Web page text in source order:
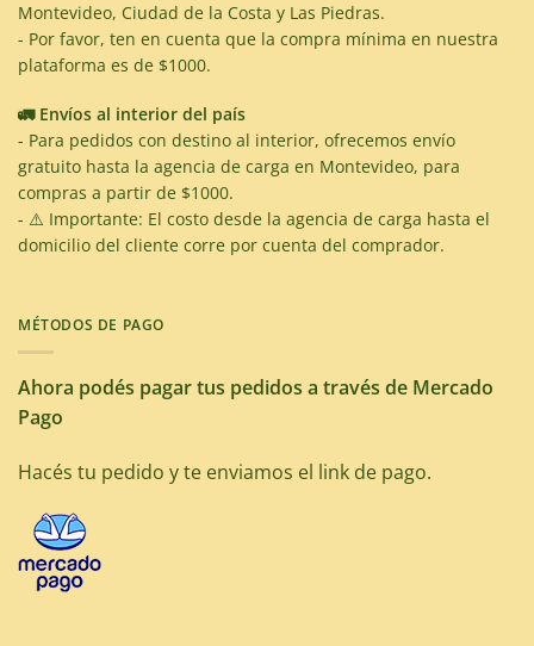
Montevideo, Ciudad de la Costa y Las Piedras.
- Por favor, ten en cuenta que la compra mínima en nuestra
plataforma es de $1000.
🚛 Envíos al interior del país
- Para pedidos con destino al interior, ofrecemos envío
gratuito hasta la agencia de carga en Montevideo, para
compras a partir de $1000.
- ⚠️ Importante: El costo desde la agencia de carga hasta el
domicilio del cliente corre por cuenta del comprador.
MÉTODOS DE PAGO
Ahora podés pagar tus pedidos a través de Mercado
Pago
Hacés tu pedido y te enviamos el link de pago.